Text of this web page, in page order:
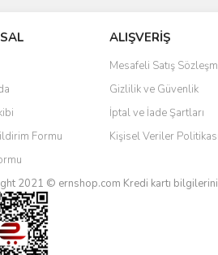
Ürün resmi kalitesiz, bozuk veya
Ürün açıklamasında eksik bilgiler bulunuyor.
Ürün bilgilerinde hatalar bulunuyor.
Ürün fiyatı diğer sitelerden daha pahalı.
Bu ürüne benzer farklı alternatifler olmalı.
Formu
ALIŞVERİŞ
Mesafeli Satış
Gizlilik ve Güvenlik
İptal ve İade Şartları
Kişisel Veriler Politikası
2021 © ernshop.com Kredi kartı